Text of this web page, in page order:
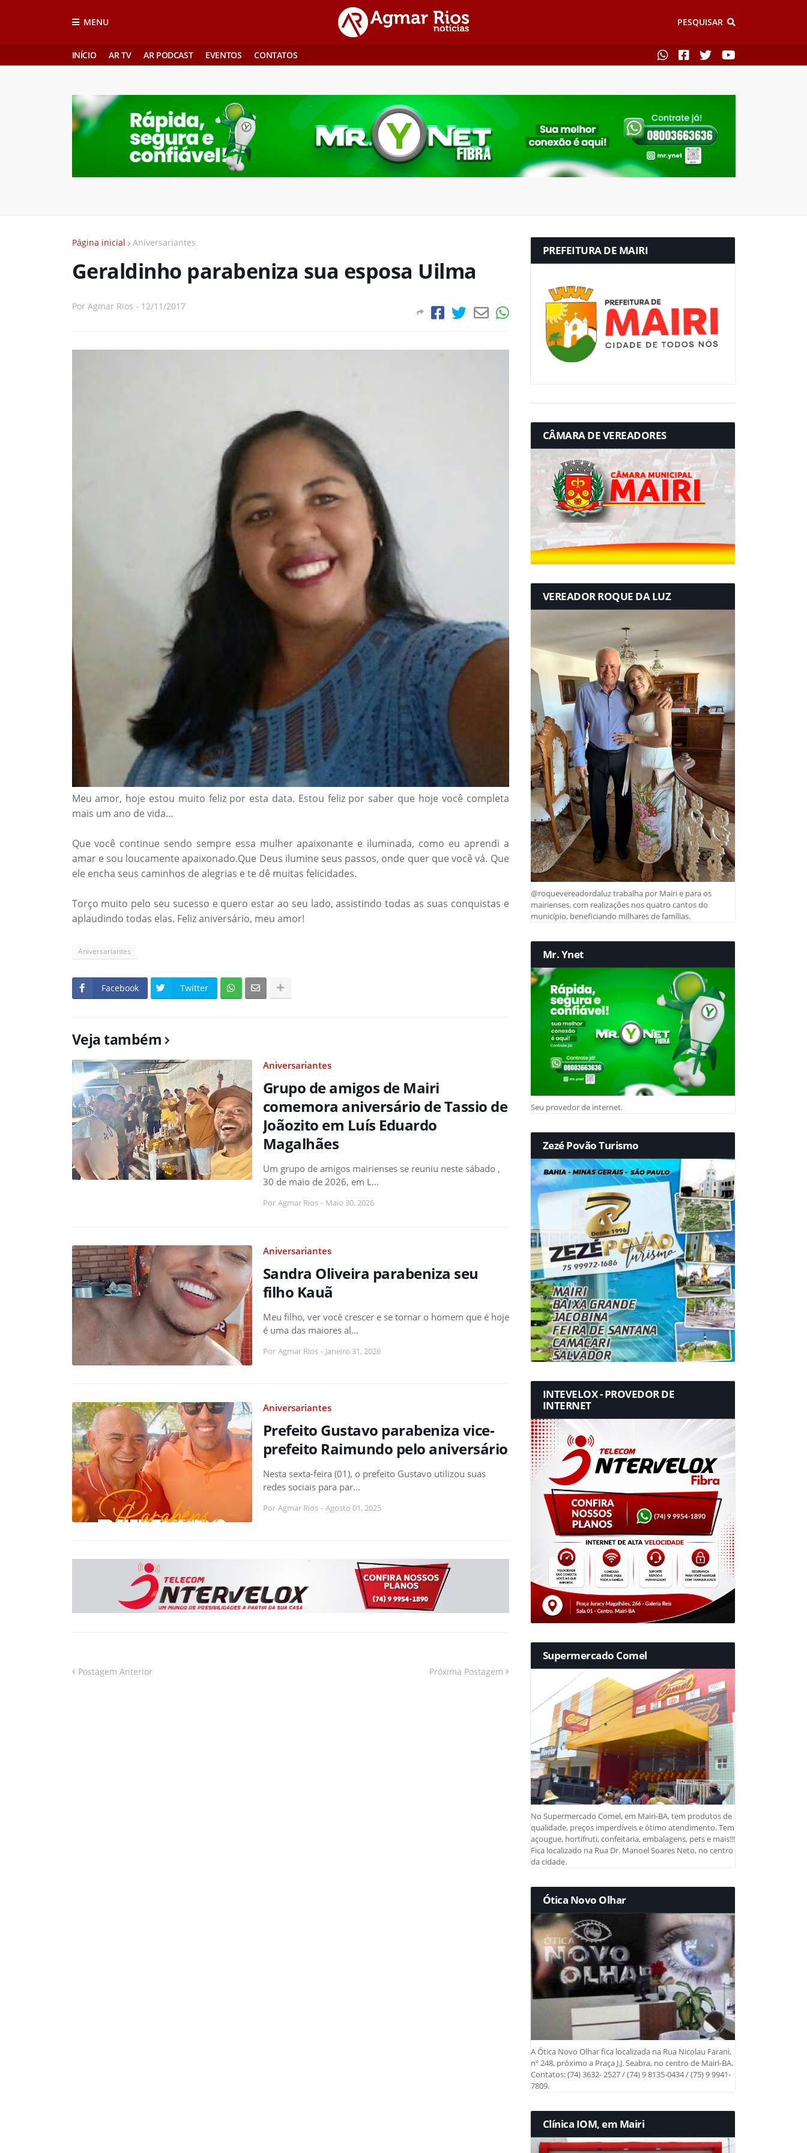
MENU PESQUISAR
INÍCIO AR TV AR PODCAST EVENTOS CONTATOS
Página inicial Aniversariantes
Geraldinho parabeniza sua esposa Uilma
Por Agmar Rios - 12/11/2017
Meu amor, hoje estou muito feliz por esta data. Estou feliz por saber que hoje você completa
mais um ano de vida…
Que você continue sendo sempre essa mulher apaixonante e iluminada, como eu aprendi a
amar e sou loucamente apaixonado.Que Deus ilumine seus passos, onde quer que você vá. Que
ele encha seus caminhos de alegrias e te dê muitas felicidades.
Torço muito pelo seu sucesso e quero estar ao seu lado, assistindo todas as suas conquistas e
aplaudindo todas elas. Feliz aniversário, meu amor!
Aniversariantes
Facebook Twitter
Veja também
Aniversariantes
Grupo de amigos de Mairi
comemora aniversário de Tassio de
Joãozito em Luís Eduardo
Magalhães
Um grupo de amigos mairienses se reuniu neste sábado ,
30 de maio de 2026, em L…
Por Agmar Rios - Maio 30, 2026
Aniversariantes
Sandra Oliveira parabeniza seu
filho Kauã
Meu filho, ver você crescer e se tornar o homem que é hoje
é uma das maiores al…
Por Agmar Rios - Janeiro 31, 2026
Aniversariantes
Prefeito Gustavo parabeniza vice-
prefeito Raimundo pelo aniversário
Nesta sexta-feira (01), o prefeito Gustavo utilizou suas
redes sociais para par…
Por Agmar Rios - Agosto 01, 2025
Postagem Anterior Próxima Postagem
PREFEITURA DE MAIRI
CÂMARA DE VEREADORES
VEREADOR ROQUE DA LUZ
@roquevereadordaluz trabalha por Mairi e para os
mairienses, com realizações nos quatro cantos do
município, beneficiando milhares de famílias.
Mr. Ynet
Seu provedor de internet.
Zezé Povão Turismo
INTEVELOX - PROVEDOR DE
INTERNET
Supermercado Comel
No Supermercado Comel, em Mairi-BA, tem produtos de
qualidade, preços imperdíveis e ótimo atendimento. Tem
açougue, hortifruti, confeitaria, embalagens, pets e mais!!!
Fica localizado na Rua Dr. Manoel Soares Neto, no centro
da cidade.
Ótica Novo Olhar
A Ótica Novo Olhar fica localizada na Rua Nicolau Farani,
nº 248, próximo a Praça J.J. Seabra, no centro de Mairi-BA.
Contatos: (74) 3632- 2527 / (74) 9 8135-0434 / (75) 9 9941-
7809.
Clínica IOM, em Mairi